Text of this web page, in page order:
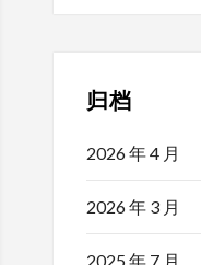
归档
2026 年 4 月
2026 年 3 月
2025 年 7 月